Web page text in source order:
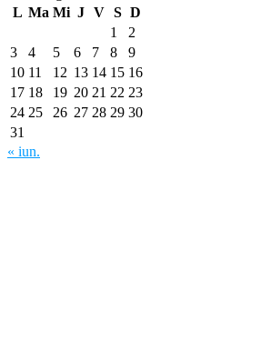
L Ma Mi J V S D
1
2
3
4 5 6 7 8
9
10 11 12 13 14 15 16
17 18 19 20 21 22 23
24 25 26 27 28 29 30
31
« iun.